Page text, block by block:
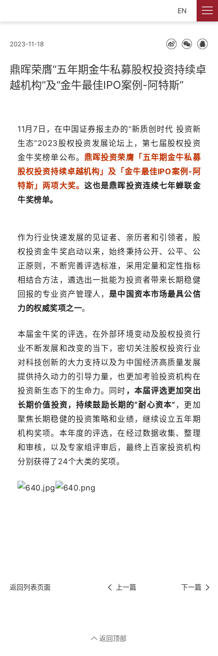
EN
2023-11-18
鼎晖荣膺“五年期金牛私募股权投资持续卓
越机构”及“金牛最佳IPO案例-阿特斯”
11月7日，在中国证券报主办的“新质创时代 投资新
生态”2023股权投资发展论坛上，第七届股权投资
金牛奖榜单公布。 鼎晖投资荣膺「五年期金牛私募
股权投资持续卓越机构」及 「金牛最佳IPO案例-阿
特斯 」 两项大奖。 这也是鼎晖投资连续七年蝉联金
牛奖榜单。
作为行业快速发展的见证者、亲历者和引领者，股
权投资金牛奖启动以来，始终秉持公开、公平、公
正原则，不断完善评选标准，采用定量和定性指标
相结合方法，遴选出一批能为投资者带来长期稳健
回报的专业资产管理人， 是中国资本市场最具公信
力的权威奖项之一。
本届金牛奖的评选，在外部环境变动及股权投资行
业不断发展和改变的当下，密切关注股权投资行业
对科技创新的大力支持以及为中国经济高质量发展
提供持久动力的引导力量，也更加考验投资机构在
投资新生态下的生命力。同时 ， 本届评选更加突出
长期价值投资，持续鼓励长期的“耐心资本” ， 更加
聚焦长期稳健的投资策略和业绩，继续设立五年期
机构奖项。 本年度的评选，在经过数据收集、整理
和审核，以及专家组评审后，最终上百家投资机构
分别获得了24个大类的奖项。
返回列表页面 上一篇 下一篇
返回顶部